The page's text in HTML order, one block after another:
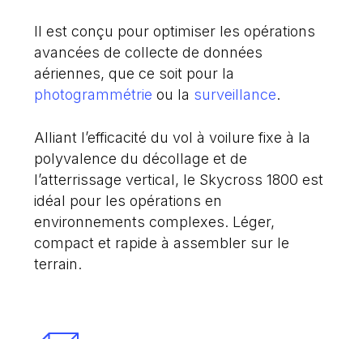
Il est conçu pour optimiser les opérations
avancées de collecte de données
aériennes, que ce soit pour la
photogrammétrie ou la surveillance.
Alliant l’efficacité du vol à voilure fixe à la
polyvalence dudécollage et de
l’atterrissage vertical, le Skycross 1800 est
idéal pour les opérations en
environnements complexes. Léger,
compact et rapide à assembler sur le
terrain.